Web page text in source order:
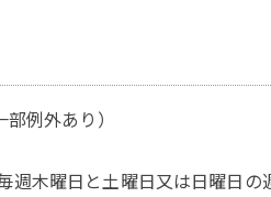
例外あり）
木曜日と土曜日又は日曜日の